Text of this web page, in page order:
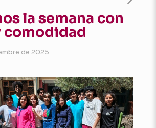
la semana con
comodidad
de 2025